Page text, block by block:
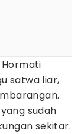
satwa liar,
sudah
sekitar.